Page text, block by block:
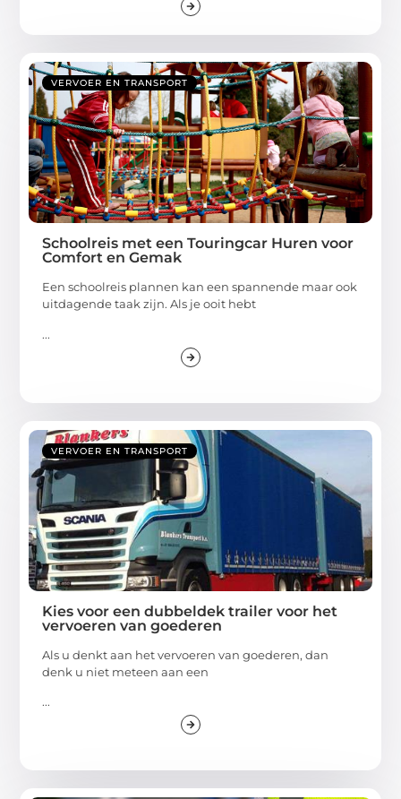
VERVOER EN TRANSPORT
Schoolreis met een Touringcar Huren voor
Comfort en Gemak
Een schoolreis plannen kan een spannende maar ook
uitdagende taak zijn. Als je ooit hebt
...
VERVOER EN TRANSPORT
Kies voor een dubbeldek trailer voor het
vervoeren van goederen
Als u denkt aan het vervoeren van goederen, dan
denk u niet meteen aan een
...